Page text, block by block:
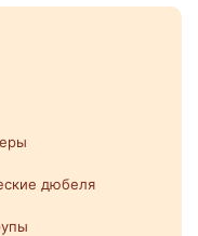
дюбеля